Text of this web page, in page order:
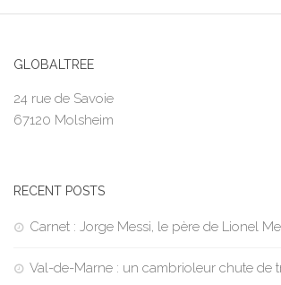
GLOBALTREE
24 rue de Savoie
67120 Molsheim
RECENT POSTS
Carnet : Jorge Messi, le père de Lionel
Val-de-Marne : un cambrioleur chute de